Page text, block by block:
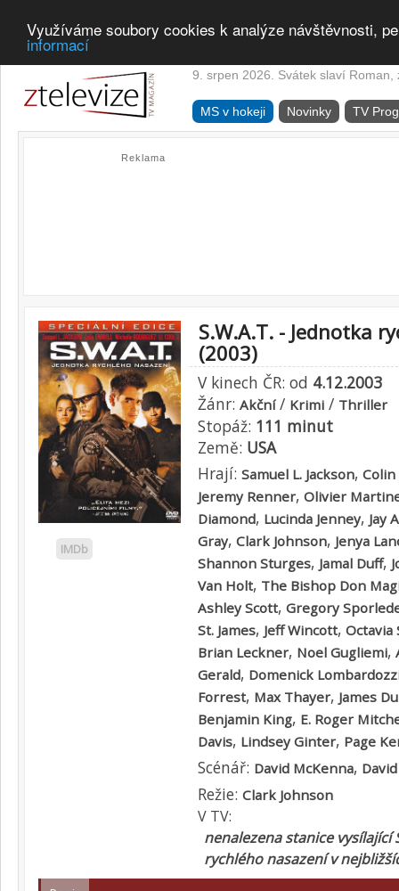
Využíváme soubory cookies k analýze návštěvnosti,
informací
9. srpen 2026. Svátek slaví Roman,
MS v hokeji Novinky TV
Reklama
IMDb
S.W.A.T. - Jednotka
(2003)
V kinech ČR: od 4.12.2003
Žánr: Akční/ Krimi / Thriller
Stopáž: 111 minut
Země: USA
Hrají: Samuel L. Jackson,
Jeremy Renner, Olivier
Diamond, Lucinda Jenney, Jay
Gray, Clark Johnson, Jenya
Shannon Sturges, Jamal Duff,
Van Holt, The Bishop Don
Ashley Scott, Gregory
St. James, Jeff Wincott, Octavia
Brian Leckner, Noel Gugliemi,
Gerald, Domenick
Forrest, Max Thayer, James
Benjamin King, E. Roger
Davis, Lindsey Ginter, Page
Scénář: David McKenna,
Režie: Clark Johnson
V TV:
nenalezena stanice vysílající
rychlého nasazení v